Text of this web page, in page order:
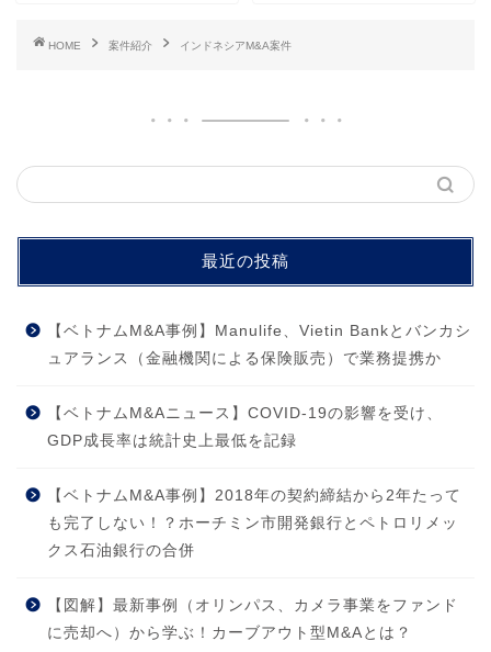
HOME 案件紹介 インドネシアM&A案件
最近の投稿
【ベトナムM&A事例】Manulife、Vietin Bankとバンカシ
ュアランス（金融機関による保険販売）で業務提携か
【ベトナムM&Aニュース】COVID-19の影響を受け、
GDP成長率は統計史上最低を記録
【ベトナムM&A事例】2018年の契約締結から2年たって
も完了しない！？ホーチミン市開発銀行とペトロリメッ
クス石油銀行の合併
【図解】最新事例（オリンパス、カメラ事業をファンド
に売却へ）から学ぶ！カーブアウト型M&Aとは？